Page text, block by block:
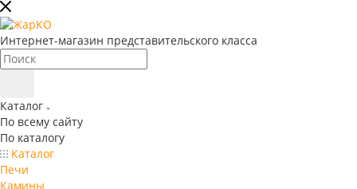
Интернет-магазин представительского класса
Каталог
По всему сайту
По каталогу
Каталог
Печи
Камины